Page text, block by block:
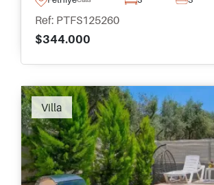
Ref: PTFS125260
$344.000
Villa